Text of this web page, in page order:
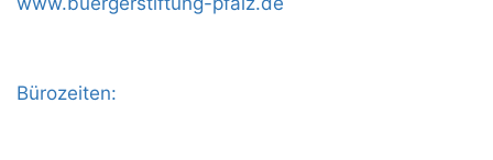
Bürozeiten: